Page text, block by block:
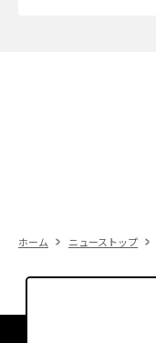
ホーム ニューストップ